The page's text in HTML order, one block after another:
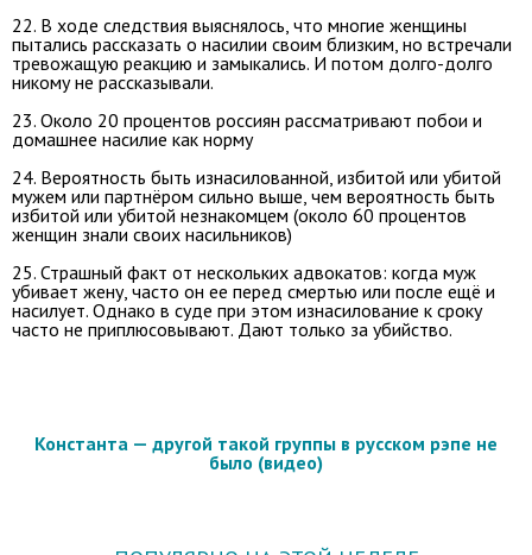
22. В ходе следствия выяснялось, что многие женщины
пытались рассказать о насилии своим близким, но встречали
тревожащую реакцию и замыкались. И потом долго-долго
никому не рассказывали.
23. Около 20 процентов россиян рассматривают побои и
домашнее насилие как норму
24. Вероятность быть изнасилованной, избитой или убитой
мужем или партнёром сильно выше, чем вероятность быть
избитой или убитой незнакомцем (около 60 процентов
женщин знали своих насильников)
25. Страшный факт от нескольких адвокатов: когда муж
убивает жену, часто он ее перед смертью или после ещё и
насилует. Однако в суде при этом изнасилование к сроку
часто не приплюсовывают. Дают только за убийство.
Константа — другой такой группы в русском рэпе не
было (видео)